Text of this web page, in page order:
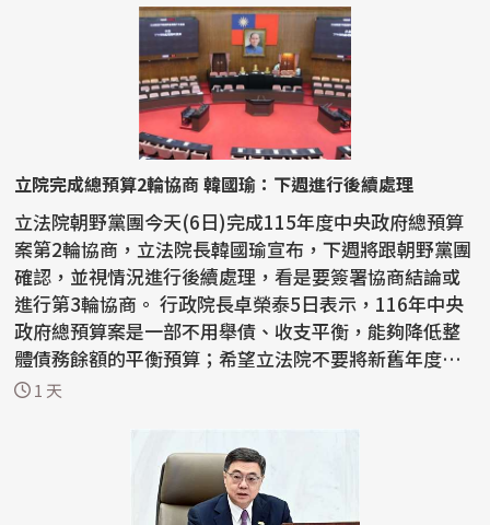
立院完成總預算2輪協商 韓國瑜：下週進行後續處理
立法院朝野黨團今天(6日)完成115年度中央政府總預算
案第2輪協商，立法院長韓國瑜宣布，下週將跟朝野黨團
確認，並視情況進行後續處理，看是要簽署協商結論或
進行第3輪協商。 行政院長卓榮泰5日表示，116年中央
政府總預算案是一部不用舉債、收支平衡，能夠降低整
體債務餘額的平衡預算；希望立法院不要將新舊年度的
預算擺...
1 天